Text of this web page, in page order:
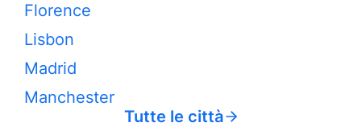
Florence
Lisbon
Madrid
Manchester
Tutte le città